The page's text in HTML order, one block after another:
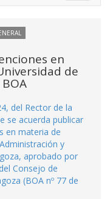
en
de
del Rector de la
se acuerda publicar
en materia de
y
aprobado por
Consejo de
(BOA nº 77 de